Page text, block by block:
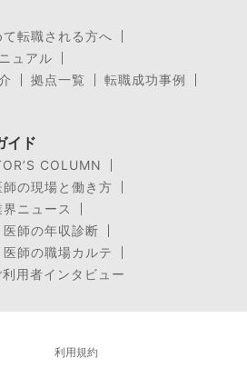
て転職される方へ
ュアル
拠点一覧
転職成功事例
イド
COLUMN
師の現場と働き方
界ニュース
医師の年収診断
医師の職場カルテ
用者インタビュー
利用規約